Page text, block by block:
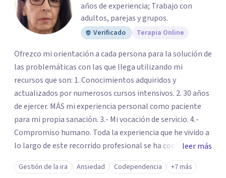
años de experiencia; Trabajo con
adultos, parejas y grupos.
Verificado Terapia Online
Ofrezco mi orientación a cada persona para la solución de
las problemáticas con las que llega utilizando mi
recursos que son: 1. Conocimientos adquiridos y
actualizados por numerosos cursos intensivos. 2. 30 años
de ejercer. MÁS mi experiencia personal como paciente
para mi propia sanación. 3.- Mi vocación de servicio. 4.-
Compromiso humano. Toda la experiencia que he vivido a
lo largo de este recorrido profesional se ha convertido en
una forma de vida congruente y satisfactoria en mi, por la
certeza de quien soy y de mis objetivos, que me han dado
leer más
Gestión de la ira Ansiedad Codependencia +7 más